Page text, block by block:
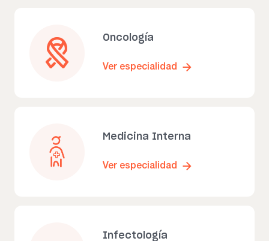
Oncología
Ver especialidad
Medicina Interna
Ver especialidad
Infectología